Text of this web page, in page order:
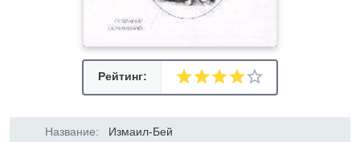
Рейтинг:
Название: Измаил-Бей